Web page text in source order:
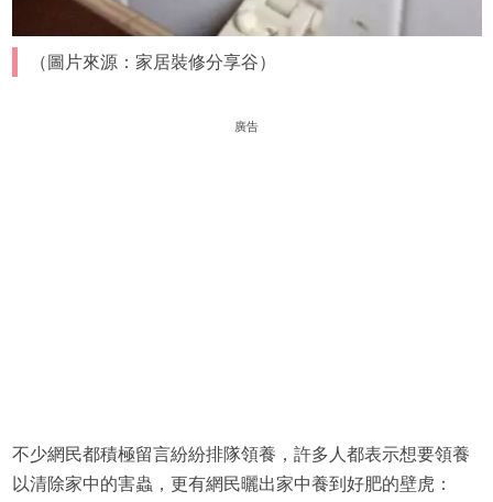
（圖片來源：家居裝修分享谷）
廣告
不少網民都積極留言紛紛排隊領養，許多人都表示想要領養
以清除家中的害蟲，更有網民曬出家中養到好肥的壁虎：